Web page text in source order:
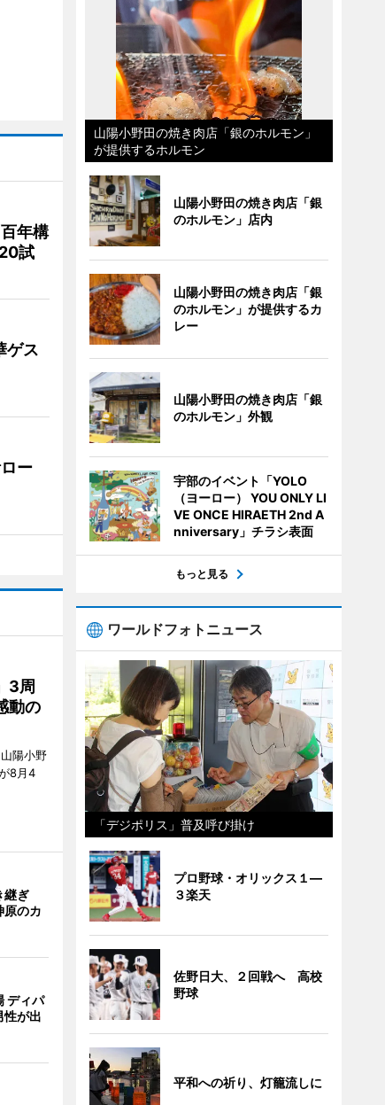
年構
試
ゲス
ー
3周
動の
陽小野
8月4
継ぎ
原のカ
ディパ
が出
山陽小野田の焼き肉店「銀のホルモン」
が提供するホルモン
山陽小野田の焼き肉店「銀
のホルモン」店内
山陽小野田の焼き肉店「銀
のホルモン」が提供するカ
レー
山陽小野田の焼き肉店「銀
のホルモン」外観
宇部のイベント「YOLO
（ヨーロー） YOU ONLY LI
VE ONCE HIRAETH 2nd A
nniversary」チラシ表面
もっと見る
ワールドフォトニュース
「デジポリス」普及呼び掛け
プロ野球・オリックス１―
３楽天
佐野日大、２回戦へ 高校
野球
平和への祈り、灯籠流しに